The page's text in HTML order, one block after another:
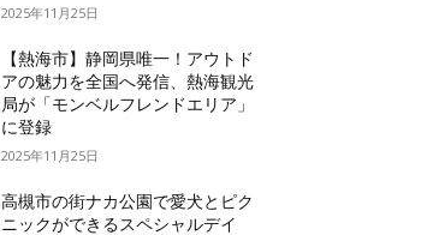
2025年11月25日
【熱海市】静岡県唯一！アウトド
アの魅力を全国へ発信、熱海観光
局が「モンベルフレンドエリア」
に登録
2025年11月25日
高槻市の街ナカ公園で愛犬とピク
ニックができるスペシャルデイ